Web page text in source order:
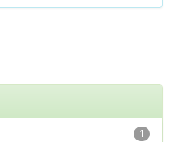
1